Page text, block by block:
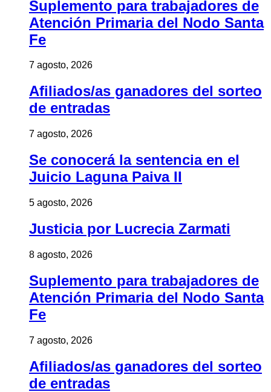
Suplemento para trabajadores de
Atención Primaria del Nodo Santa
Fe
7 agosto, 2026
Afiliados/as ganadores del sorteo
de entradas
7 agosto, 2026
Se conocerá la sentencia en el
Juicio Laguna Paiva II
5 agosto, 2026
Justicia por Lucrecia Zarmati
8 agosto, 2026
Suplemento para trabajadores de
Atención Primaria del Nodo Santa
Fe
7 agosto, 2026
Afiliados/as ganadores del sorteo
de entradas